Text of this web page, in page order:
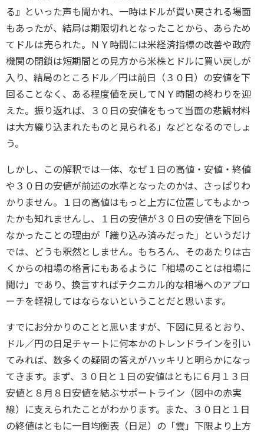
る』といった声も聞かれ、一時はドルが買い戻される場面
もあったが、結局は期限切れとなったことから、あらため
てドルは売られた。ＮＹ時間には米経済指標の改善や政府
機関の閉鎖は短期間との見方から米株とドルに買い戻しが
入り、結局のところドル／円は前日（３０日）の安値を下
回ることなく、ある程度値を戻してＮＹ時間の終わりを迎
えた。振り返れば、３０日の安値をもって当面の悲観材料
は大方織り込まれたものと見られる」などとなるのでしょ
う。
しかし、この解釈では一体、なぜ１日の高値・安値・終値
や３０日の安値が前述の水準となったのかは、さっぱりわ
かりません。１日の高値はもっと上方に位置してもよかっ
たかも知れませんし、１日の安値が３０日の安値を下回ら
なかったことの理由が「織り込み済みだった」というだけ
では、どうも釈然としません。もちろん、そのあたりは古
くからの相場の格言にもあるように「相場のことは相場に
聞け」であり、換言すればテクニカル的な相場へのアプロ
ーチを軽視してはならないということだと思います。
すでにお分かりのことと思いますが、下図に見るとおり、
ドル／円の日足チャートに何本かのトレンドラインを引い
てみれば、数多くの疑問の答えがハッキリと明らかになっ
てきます。まず、３０日と１日の安値はともに６月１３日
安値と８月８日安値を結ぶサポートライン（図中の赤実
線）に支えられたことがわかります。また、３０日と１日
の終値はともに一目均衡表（日足）の「雲」下限より上方